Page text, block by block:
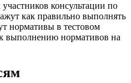
консультации по
как правильно выполнять
нормативы в тестовом
выполнению нормативов на